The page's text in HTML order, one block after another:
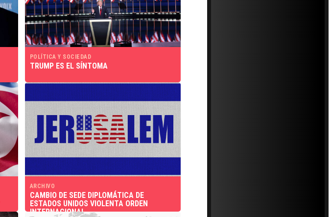
POLÍTICA Y SOCIEDAD
TRUMP ES EL SÍNTOMA
ARCHIVO
CAMBIO DE SEDE DIPLOMÁTICA DE
ESTADOS UNIDOS VIOLENTA ORDEN
INTERNACIONAL